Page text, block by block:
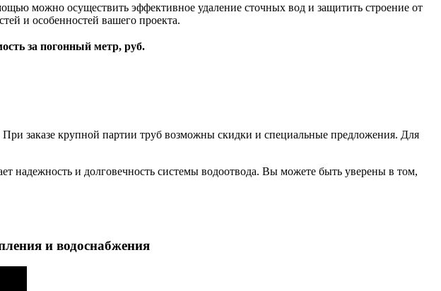
можно осуществить эффективное удаление сточных вод и защитить строение от
и особенностей вашего проекта.
за погонный метр, руб.
При заказе крупной партии труб возможны скидки и специальные предложения. Для
надежность и долговечность системы водоотвода. Вы можете быть уверены в том,
и водоснабжения